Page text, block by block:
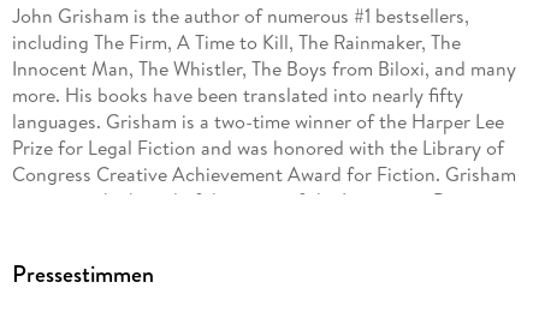
John Grisham is the author of numerous #1 bestsellers,
including The Firm, A Time to Kill, The Rainmaker, The
Innocent Man, The Whistler, The Boys from Biloxi, and many
more. His books have been translated into nearly fifty
languages. Grisham is a two-time winner of the Harper Lee
Prize for Legal Fiction and was honored with the Library of
Congress Creative Achievement Award for Fiction. Grisham
serves on the board of directors of the Innocence Project
convicted. Much of his fiction explores deep-seated
Pressestimmen